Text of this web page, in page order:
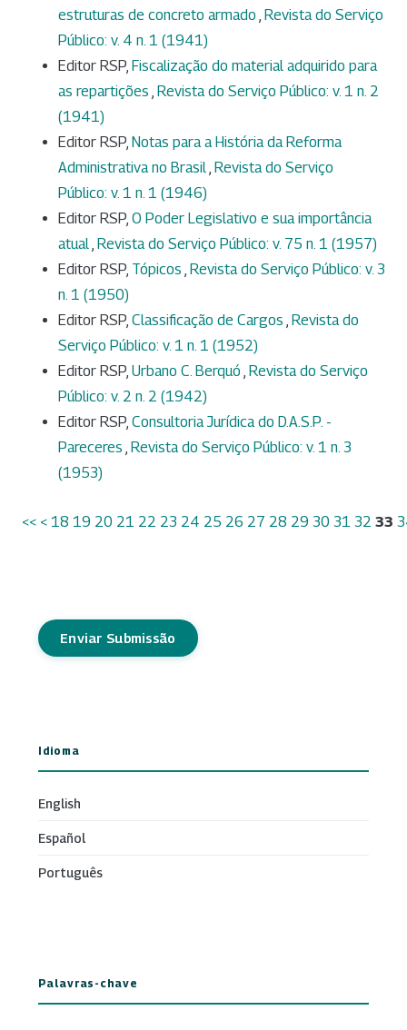
estruturas de concreto armado , Revista do Serviço
Público: v. 4 n. 1 (1941)
Editor RSP, Fiscalização do material adquirido para
as repartições , Revista do Serviço Público: v. 1 n. 2
(1941)
Editor RSP, Notas para a História da Reforma
Administrativa no Brasil, Revista do Serviço
Público: v. 1 n. 1 (1946)
Editor RSP, O Poder Legislativo e sua importância
atual, Revista do Serviço Público: v. 75 n. 1 (1957)
Editor RSP, Tópicos , Revista do Serviço Público: v. 3
n. 1 (1950)
Editor RSP, Classificação de Cargos , Revista do
Serviço Público: v. 1 n. 1 (1952)
Editor RSP, Urbano C. Berquó , Revista do Serviço
Público: v. 2 n. 2 (1942)
Editor RSP, Consultoria Jurídica do D.A.S.P. -
Pareceres , Revista do Serviço Público: v. 1 n. 3
(1953)
<< < 18 19 20 21 22 23 24 25 26 27 28 29 30 31 32 33
Enviar Submissão
Idioma
English
Español
Português
Palavras-chave